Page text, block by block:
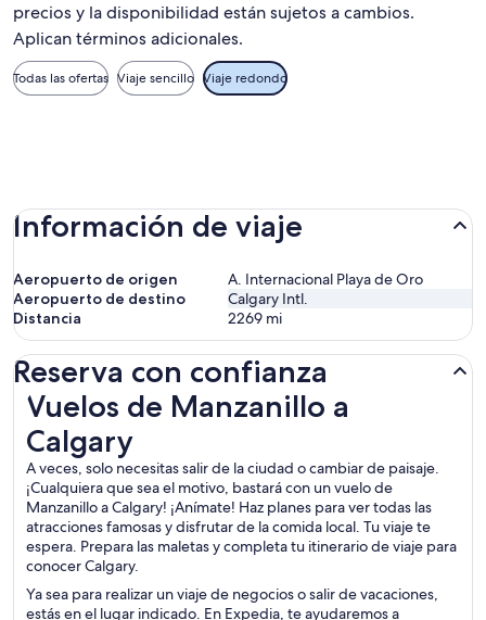
precios y la disponibilidad están sujetos a cambios.
Aplican términos adicionales.
Todas las ofertas Viaje sencillo Viaje redondo
Información de viaje
Aeropuerto de origen
A. Internacional Playa de Oro
Aeropuerto de destino
Calgary Intl.
Distancia
2269 mi
Reserva con confianza
Vuelos de Manzanillo a
Calgary
A veces, solo necesitas salir de la ciudad o cambiar de paisaje.
¡Cualquiera que sea el motivo, bastará con un vuelo de
Manzanillo a Calgary! ¡Anímate! Haz planes para ver todas las
atracciones famosas y disfrutar de la comida local. Tu viaje te
espera. Prepara las maletas y completa tu itinerario de viaje para
conocer Calgary.
Ya sea para realizar un viaje de negocios o salir de vacaciones,
estás en el lugar indicado. En Expedia, te ayudaremos a
Vuelos de Manzanillo a Calgary